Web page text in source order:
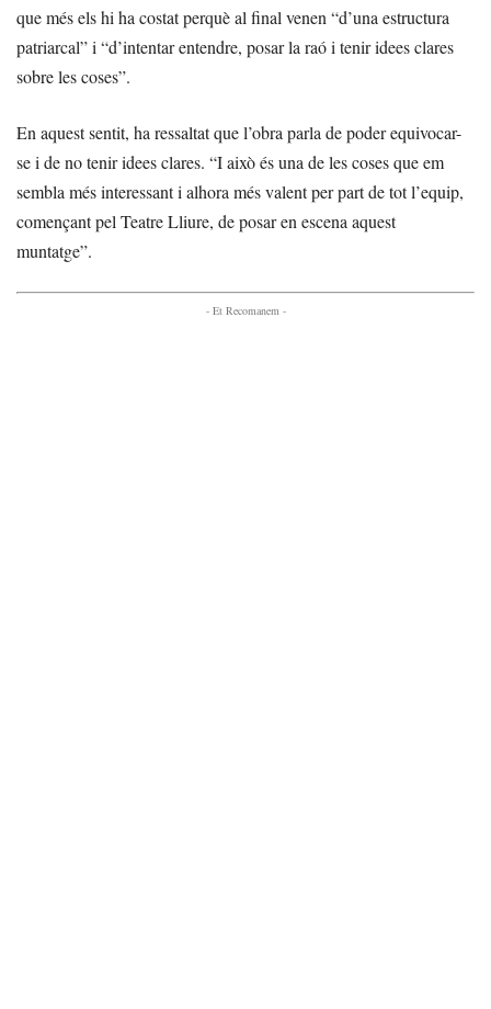
que més els hi ha costat perquè al final venen “d’una estructura
patriarcal” i “d’intentar entendre, posar la raó i tenir idees clares
sobre les coses”.
En aquest sentit, ha ressaltat que l’obra parla de poder equivocar-
se i de no tenir idees clares. “I això és una de les coses que em
sembla més interessant i alhora més valent per part de tot l’equip,
començant pel Teatre Lliure, de posar en escena aquest
muntatge”.
- Et Recomanem -